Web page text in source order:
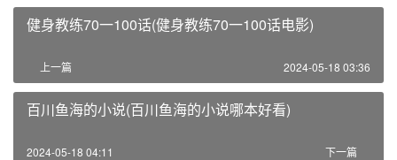
健身教练70一100话(健身教练70一100话电影)
上一篇 2024-05-18 03:36
百川鱼海的小说(百川鱼海的小说哪本好看)
下一篇
2024-05-18 04:11